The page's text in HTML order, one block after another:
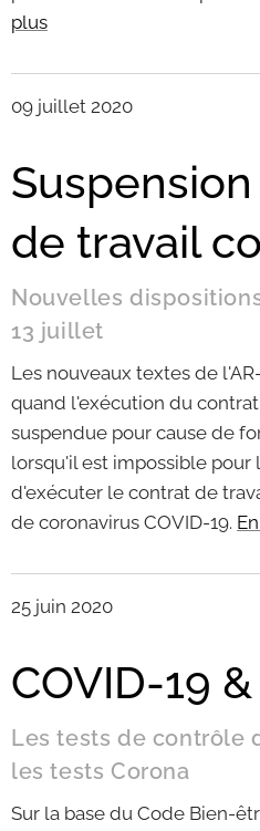
plus
09 juillet 2020
de travail
Nouvelles
13 juillet
Les nouveaux textes de
quand l'exécution du
suspendue pour cause de
lorsqu'il est impossible pour
d'exécuter le contrat de
de coronavirus COVID-19.
25 juin 2020
COVID-19
Les tests de contrôle
les tests Corona
Sur la base du Code Bien-